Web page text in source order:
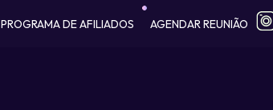
PROGRAMA DE AFILIADOS AGENDAR REUNIÃO